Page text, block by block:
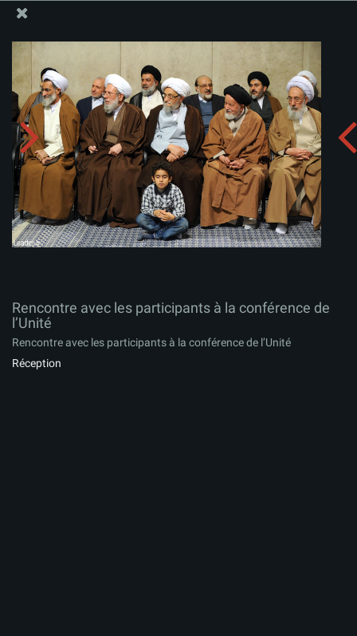
Rencontre avec les participants à la conférence de
l’Unité
Télécharger l'album:
Rencontre avec les participants à la conférence de
l’Unité
Rencontre avec les participants à la conférence de l’Unité
Réception